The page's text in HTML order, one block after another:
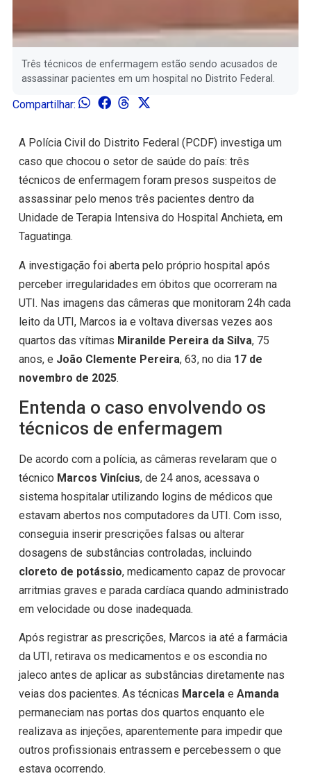
Três técnicos de enfermagem estão sendo acusados de
assassinar pacientes em um hospital no Distrito Federal.
Compartilhar:
A Polícia Civil do Distrito Federal (PCDF) investiga um
caso que chocou o setor de saúde do país: três
técnicos de enfermagem foram presos suspeitos de
assassinar pelo menos três pacientes dentro da
Unidade de Terapia Intensiva do Hospital Anchieta, em
Taguatinga.
A investigação foi aberta pelo próprio hospital após
perceber irregularidades em óbitos que ocorreram na
UTI. Nas imagens das câmeras que monitoram 24h cada
leito da UTI, Marcos ia e voltava diversas vezes aos
quartos das vítimas Miranilde Pereira da Silva, 75
anos, e João Clemente Pereira, 63, no dia 17 de
novembro de 2025.
Entenda o caso envolvendo os
técnicos de enfermagem
De acordo com a polícia, as câmeras revelaram que o
técnico Marcos Vinícius, de 24 anos, acessava o
sistema hospitalar utilizando logins de médicos que
estavam abertos nos computadores da UTI. Com isso,
conseguia inserir prescrições falsas ou alterar
dosagens de substâncias controladas, incluindo
cloreto de potássio, medicamento capaz de provocar
arritmias graves e parada cardíaca quando administrado
em velocidade ou dose inadequada.
Após registrar as prescrições, Marcos ia até a farmácia
da UTI, retirava os medicamentos e os escondia no
jaleco antes de aplicar as substâncias diretamente nas
veias dos pacientes. As técnicas Marcelae Amanda
permaneciam nas portas dos quartos enquanto ele
realizava as injeções, aparentemente para impedir que
outros profissionais entrassem e percebessem o que
estava ocorrendo.